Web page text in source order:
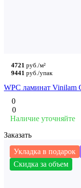
4721 руб./м²
9441 руб./упак
WPC ламинат Vinilam
0
0
Наличие уточняйте
Заказать
Укладка в подарок
Скидка за объем